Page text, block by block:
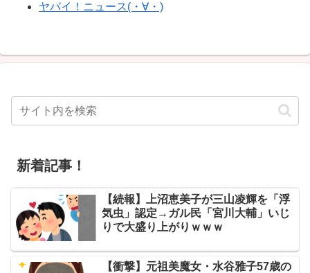
ヤバイ！ニュース(・∀・)
新着記事！
【続報】上沼恵美子が三山凌輝を「浮
気虫」認定→ガル民「宮川大輔」いじ
りで大盛り上がりｗｗｗ
【衝撃】元祖美魔女・水谷雅子57歳の